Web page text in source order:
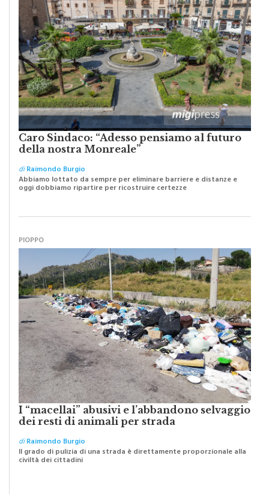
Caro Sindaco: “Adesso pensiamo al futuro
della nostra Monreale”
diRaimondo Burgio
Abbiamo lottato da sempre per eliminare barriere e distanze e
oggi dobbiamo ripartire per ricostruire certezze
I “macellai” abusivi e l’abbandono selvaggio
dei resti di animali per strada
diRaimondo Burgio
Il grado di pulizia di una strada è direttamente proporzionale alla
civiltà dei cittadini